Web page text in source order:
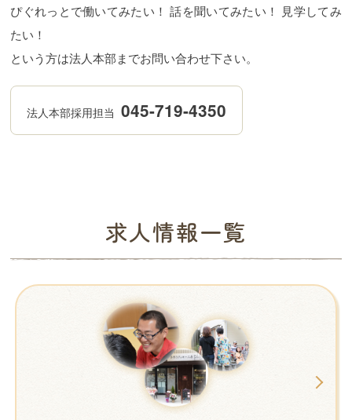
ぴぐれっとで働いてみたい！ 話を聞いてみたい！ 見学してみ
たい！
という方は法人本部までお問い合わせ下さい。
法人本部採用担当 045-719-4350
求人情報一覧